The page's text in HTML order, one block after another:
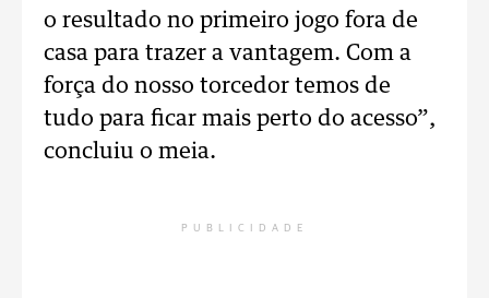
o resultado no primeiro jogo fora de
casa para trazer a vantagem. Com a
força do nosso torcedor temos de
tudo para ficar mais perto do acesso”,
concluiu o meia.
PUBLICIDADE